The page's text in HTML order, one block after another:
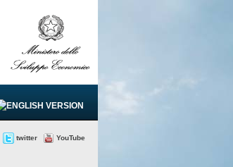
twitter YouTube